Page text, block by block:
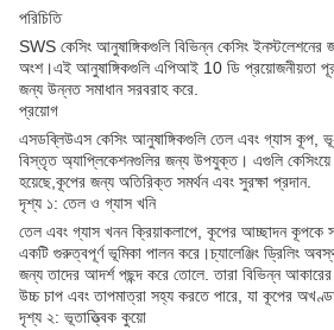
পরিচিতি
SWS কেসিং আনুষাঙ্গিকগুলি বিভিন্ন কেসিং ইনস্টলেশনের
অংশ।এই আনুষাঙ্গিকগুলি এপিআই 10 ডি প্রয়োজনীয়তা
জন্য উন্নত সমাধান সরবরাহ করে.
প্রয়োগ
এসডব্লিউএস কেসিং আনুষাঙ্গিকগুলি তেল এবং গ্যাস
বিস্তৃত অ্যাপ্লিকেশনগুলির জন্য উপযুক্ত। এগুলি
হয়েছে,কূপের জন্য অতিরিক্ত সমর্থন এবং সুরক্ষা প্রদান.
দৃশ্য ১: তেল ও গ্যাস খনি
তেল এবং গ্যাস খনন ক্রিয়াকলাপে, কূপের আচ্ছাদন কূপকে
একটি গুরুত্বপূর্ণ ভূমিকা পালন করে।চ্যালেঞ্জিং ড্রিলিং
জন্য তাদের আদর্শ পছন্দ করে তোলে. তারা বিভিন্ন আকারের
উচ্চ চাপ এবং তাপমাত্রা সহ্য করতে পারে, যা কূপের
দৃশ্য ২: ভূতাত্ত্বিক কুয়ো